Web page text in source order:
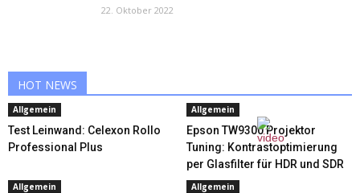
22. Oktober 2022
HOT NEWS
Allgemein
Test Leinwand: Celexon Rollo
Professional Plus
Allgemein
Epson TW9300 Projektor
Tuning: Kontrastoptimierung
per Glasfilter für HDR und SDR
Allgemein Allgemein